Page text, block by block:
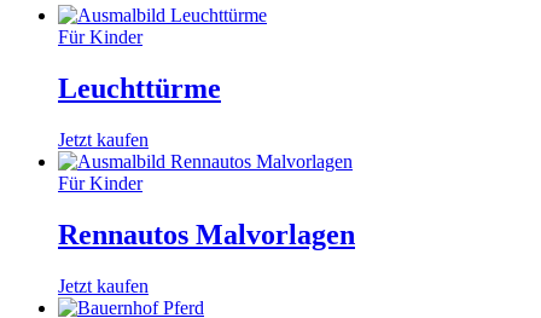
Für Kinder
Leuchttürme
Jetzt kaufen
Für Kinder
Rennautos Malvorlagen
Jetzt kaufen